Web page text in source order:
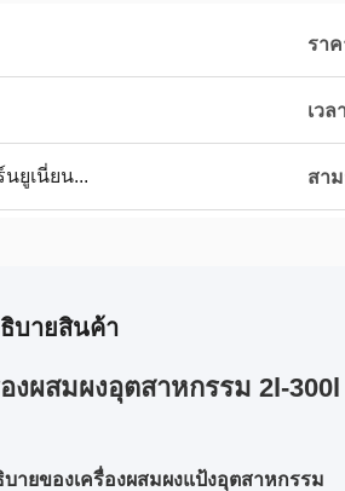
ราค
เว
นยูเนี่ยน... สา
บายสินค้า
งผสมผงอุตสาหกรรม 2l-
ายของเครื่องผสมผงแป้งอุตสาหกรรม